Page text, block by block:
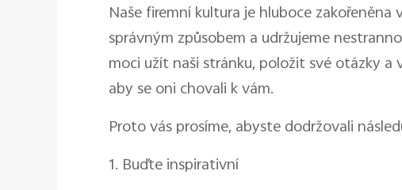
Naše firemní kultura je hluboce
správným způsobem a udržujeme
moci užít naši stránku, položit své otázky
aby se oni chovali k vám.
Proto vás prosíme, abyste dodržovali
1. Buďte inspirativní